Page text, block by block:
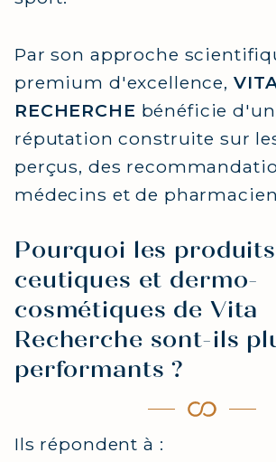
Par son approche
premium d'excellence,
RECHERCHE bénéficie
réputation construite sur
perçus, des
médecins et de
Pourquoi les
ceutiques et dermo-
cosmétiques de Vita
Recherche sont-ils
performants ?
Ils répondent à :